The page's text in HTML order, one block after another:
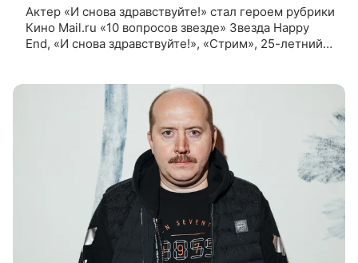
Актер «И снова здравствуйте!» стал героем рубрики
Кино Mail.ru «10 вопросов звезде» Звезда Happy
End, «И снова здравствуйте!», «Стрим», 25-летний